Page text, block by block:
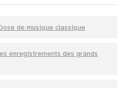
de musique classique
enregistrements des grands